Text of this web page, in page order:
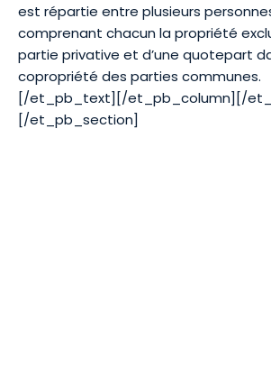
est répartie entre plusieurs
comprenant chacun la propriété
partie privative et d’une quotepart
copropriété des parties communes.
[/et_pb_text][/et_pb_column][/
[/et_pb_section]